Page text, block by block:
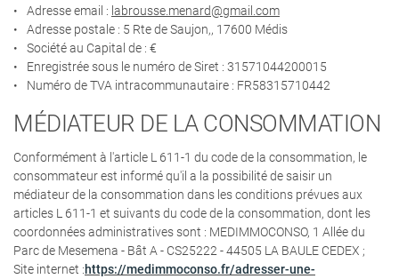
 Rafraîchir le captcha
En cochant cette case, vous consentez à recevoir nos propositions commerciales à
utilisant le formulaire de désinscription.
INSCRIPTION
Adresse email :
Adresse postale : 5 Rte de Saujon,, 17600 Médis
Société au Capital de : €
Enregistrée sous le numéro de Siret : 31571044200015
Numéro de TVA intracommunautaire : FR58315710442
MÉDIATEUR DE LA CONSOMMATION
Conformément à l'article L 611-1 du code de la consommation, le
consommateur est informé qu'il a la possibilité de saisir un
médiateur de la consommation dans les conditions prévues aux
articles L 611-1 et suivants du code de la consommation, dont les
coordonnées administratives sont : MEDIMMOCONSO, 1 Allée du
Parc de Mesemena - Bât A - CS25222 - 44505 LA BAULE CEDEX ;
Site internet :https://medimmoconso.fr/adresser-une-